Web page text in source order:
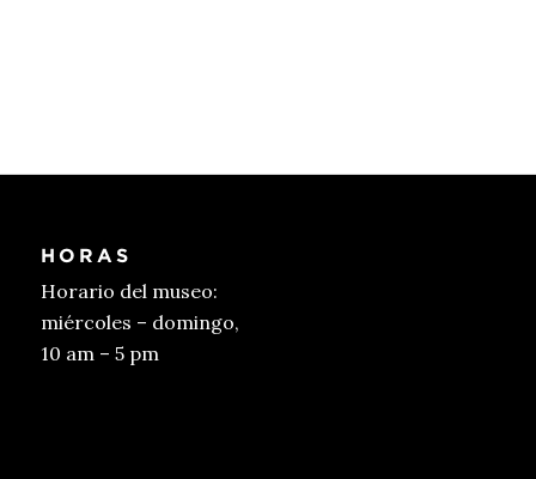
HORAS
Horario del museo:
miércoles – domingo,
10 am – 5 pm